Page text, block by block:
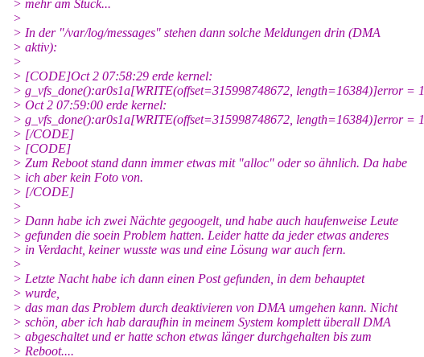
> mehr am Stück...
>
> In der "/var/log/messages" stehen dann solche Meldungen drin (DMA
> aktiv):
>
> [CODE]Oct 2 07:58:29 erde kernel:
> g_vfs_done():ar0s1a[WRITE(offset=315998748672, length=16384)]error = 1
> Oct 2 07:59:00 erde kernel:
> g_vfs_done():ar0s1a[WRITE(offset=315998748672, length=16384)]error = 1
> [/CODE]
> [CODE]
> Zum Reboot stand dann immer etwas mit "alloc" oder so ähnlich. Da habe
> ich aber kein Foto von.
> [/CODE]
>
> Dann habe ich zwei Nächte gegoogelt, und habe auch haufenweise Leute
> gefunden die soein Problem hatten. Leider hatte da jeder etwas anderes
> in Verdacht, keiner wusste was und eine Lösung war auch fern.
>
> Letzte Nacht habe ich dann einen Post gefunden, in dem behauptet
> wurde,
> das man das Problem durch deaktivieren von DMA umgehen kann. Nicht
> schön, aber ich hab daraufhin in meinem System komplett überall DMA
> abgeschaltet und er hatte schon etwas länger durchgehalten bis zum
> Reboot....